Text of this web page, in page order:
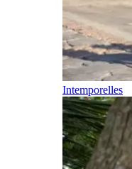
Intemporelles